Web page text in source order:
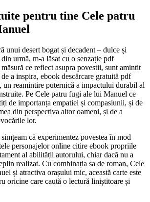
pentru tine Cele patru
unui desert bogat și decadent – dulce și
urmă, m-a lăsat cu o senzație pdf
măsură ce reflect asupra povestii, sunt amintit
a inspira, ebook descărcare gratuită pdf
un reamintire puternică a impactului durabil al
Pe Cele patru fugi ale lui Manuel ce
de importanța empatiei și compasiunii, și de
din perspectiva altor oameni, și de a
lor.
că experimentez povestea în mod
personajelor online citire ebook propriile
al abilității autorului, chiar dacă nu a
realizat. Cu combinația sa de roman, Cele
și atractiva orașului mic, această carte este
oricine care caută o lectură liniștitoare și